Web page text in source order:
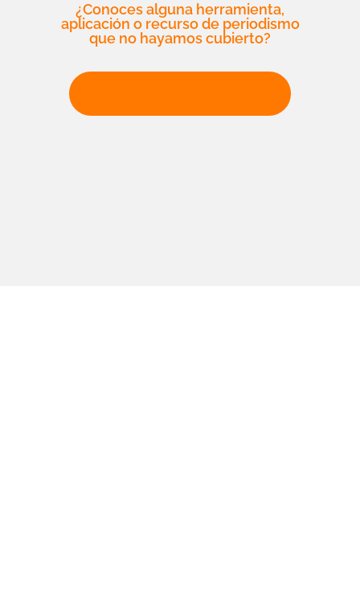
¿Conoces alguna herramienta,
aplicación o recurso de periodismo
que no hayamos cubierto?